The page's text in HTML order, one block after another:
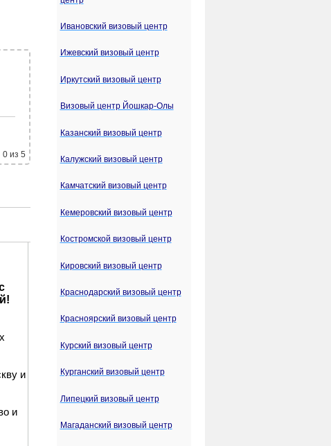
0из 5
Ивановский визовый центр
Ижевский визовый центр
Иркутский визовый центр
Визовый центр Йошкар-Олы
Казанский визовый центр
Калужский визовый центр
Камчатский визовый центр
Кемеровский визовый центр
Костромской визовый центр
Кировский визовый центр
Краснодарский визовый центр
Красноярский визовый центр
Курский визовый центр
Курганский визовый центр
Липецкий визовый центр
Магаданский визовый центр